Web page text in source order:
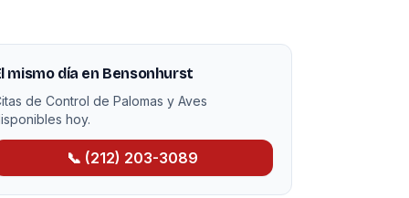
mismo día en Bensonhurst
de Control de Palomas y Aves
hoy.
📞 (212) 203-3089